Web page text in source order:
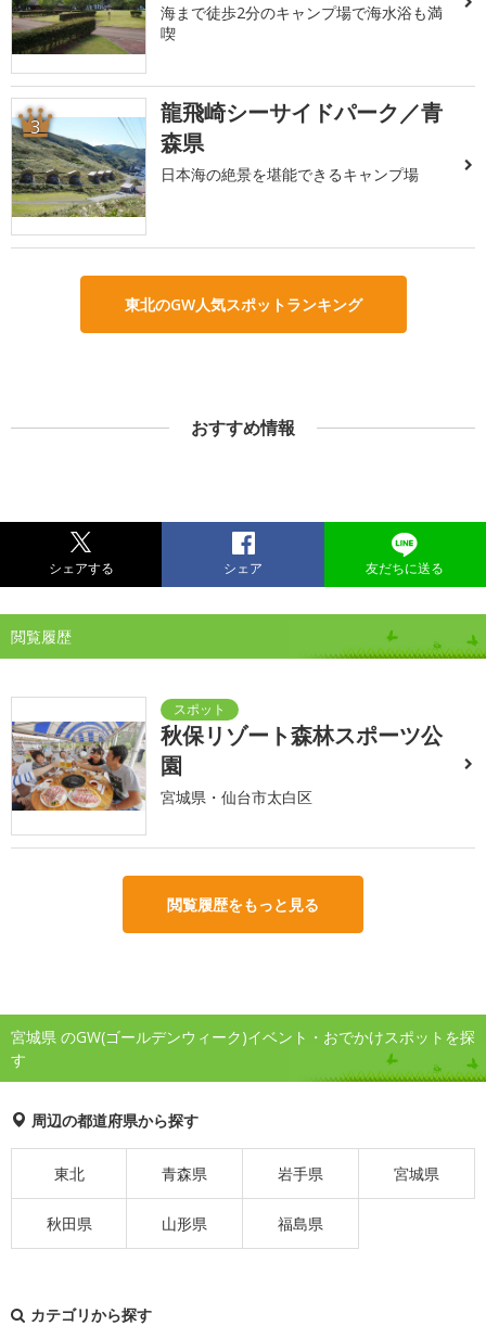
海まで徒歩2分のキャンプ場で海水浴も満
喫
3
龍飛崎シーサイドパーク／青
森県
日本海の絶景を堪能できるキャンプ場
東北のGW人気スポットランキング
おすすめ情報
シェアする シェア 友だちに送る
閲覧履歴
秋保リゾート森林スポーツ公
園
宮城県・仙台市太白区
閲覧履歴をもっと見る
宮城県 のGW(ゴールデンウィーク)イベント・おでかけスポットを探
す
周辺の都道府県から探す
東北 青森県 岩手県 宮城県
秋田県 山形県 福島県
カテゴリから探す